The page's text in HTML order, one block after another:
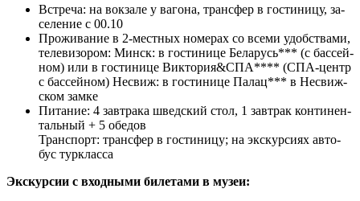
Встреча: на вок­за­ле у ва­го­на, транс­фер в го­сти­ни­цу, за­
се­ле­ние с 00.10
Про­жи­ва­ние в 2-местных но­ме­рах со все­ми удоб­ства­ми,
те­ле­ви­зо­ром: Минск: в го­сти­ни­це Бе­ла­русь*** (с бас­сей­
ном) или в го­сти­ни­це Виктория&СПА**** (СПА-центр
с бассейном) Не­свиж: в го­сти­ни­це Па­лац*** в Не­свиж­
ском зам­ке
Питание: 4 зав­тра­ка швед­ский стол, 1 завтрак кон­ти­нен­
таль­ный + 5 обе­дов
Транс­порт: транс­фер в го­сти­ни­цу; на экс­кур­си­ях ав­то­
бус турк­лас­са
Экскурсии с вход­ны­ми би­ле­та­ми в му­зеи: